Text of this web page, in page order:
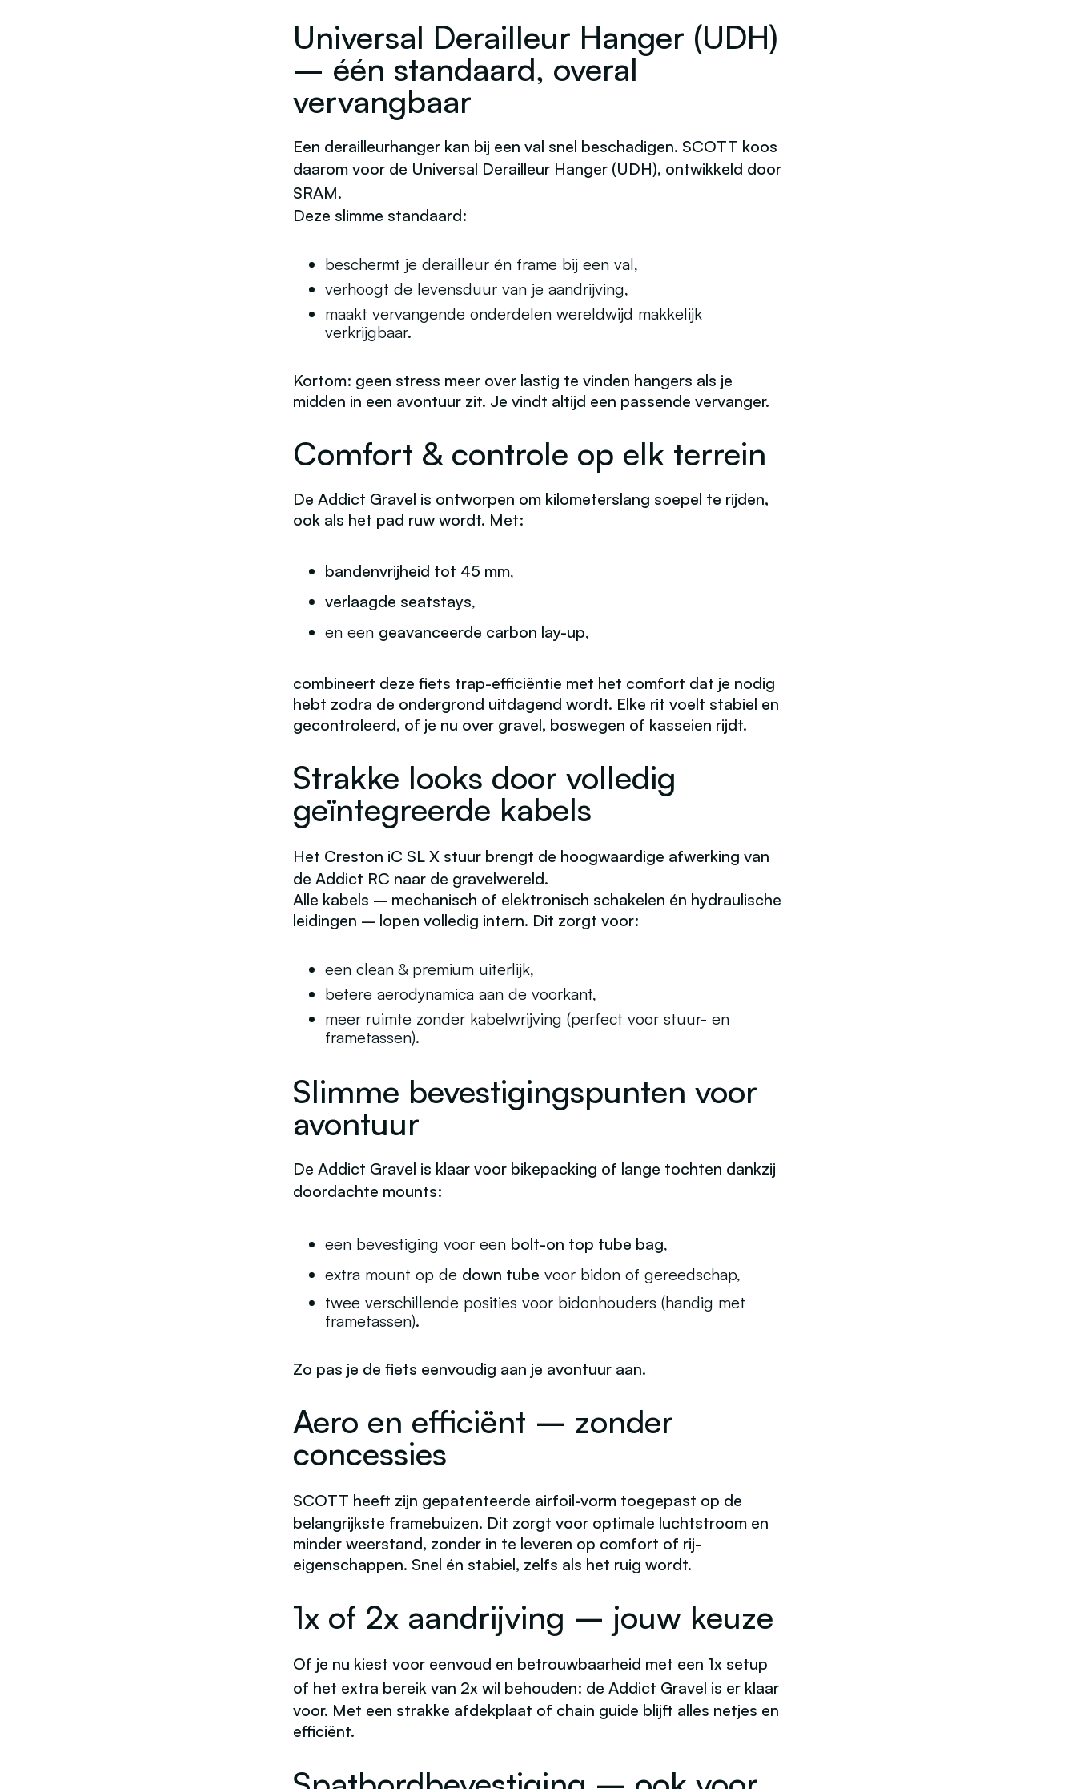
Universal Derailleur Hanger (UDH)
– één standaard, overal
vervangbaar
Een derailleurhanger kan bij een val snel beschadigen. SCOTT koos
daarom voor de Universal Derailleur Hanger (UDH), ontwikkeld door
SRAM.
Deze slimme standaard:
beschermt je derailleur én frame bij een val,
verhoogt de levensduur van je aandrijving,
maakt vervangende onderdelen wereldwijd makkelijk
verkrijgbaar.
Kortom: geen stress meer over lastig te vinden hangers als je
midden in een avontuur zit. Je vindt altijd een passende vervanger.
Comfort & controle op elk terrein
De Addict Gravel is ontworpen om kilometerslang soepel te rijden,
ook als het pad ruw wordt. Met:
bandenvrijheid tot 45 mm,
verlaagde seatstays,
en een geavanceerde carbon lay-up,
combineert deze fiets trap-efficiëntie met het comfort dat je nodig
hebt zodra de ondergrond uitdagend wordt. Elke rit voelt stabiel en
gecontroleerd, of je nu over gravel, boswegen of kasseien rijdt.
Strakke looks door volledig
geïntegreerde kabels
Het Creston iC SL X stuur brengt de hoogwaardige afwerking van
de Addict RC naar de gravelwereld.
Alle kabels – mechanisch of elektronisch schakelen én hydraulische
leidingen – lopen volledig intern. Dit zorgt voor:
een clean & premium uiterlijk,
betere aerodynamica aan de voorkant,
meer ruimte zonder kabelwrijving (perfect voor stuur- en
frametassen).
Slimme bevestigingspunten voor
avontuur
De Addict Gravel is klaar voor bikepacking of lange tochten dankzij
doordachte mounts:
een bevestiging voor een bolt-on top tube bag,
extra mount op de down tube voor bidon of gereedschap,
twee verschillende posities voor bidonhouders (handig met
frametassen).
Zo pas je de fiets eenvoudig aan je avontuur aan.
Aero en efficiënt – zonder
concessies
SCOTT heeft zijn gepatenteerde airfoil-vorm toegepast op de
belangrijkste framebuizen. Dit zorgt voor optimale luchtstroom en
minder weerstand, zonder in te leveren op comfort of rij-
eigenschappen. Snel én stabiel, zelfs als het ruig wordt.
1x of 2x aandrijving – jouw keuze
Of je nu kiest voor eenvoud en betrouwbaarheid met een 1x setup
of het extra bereik van 2x wil behouden: de Addict Gravel is er klaar
voor. Met een strakke afdekplaat of chain guide blijft alles netjes en
efficiënt.